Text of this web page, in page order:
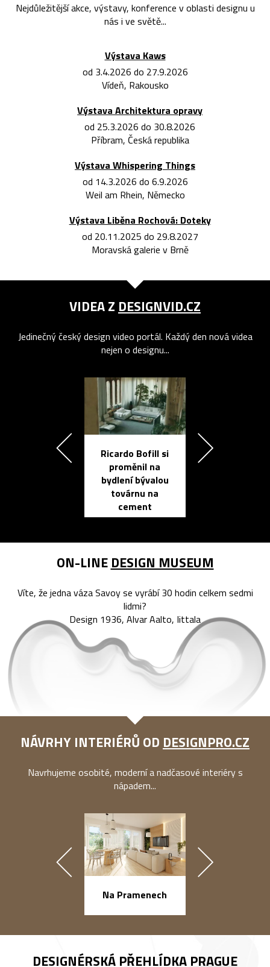
Nejdůležitější akce, výstavy, konference v oblasti designu u
nás i ve světě...
Výstava Kaws
od 3.4.2026 do 27.9.2026
Vídeň, Rakousko
Výstava Architektura opravy
od 25.3.2026 do 30.8.2026
Příbram, Česká republika
Výstava Whispering Things
od 14.3.2026 do 6.9.2026
Weil am Rhein, Německo
Výstava Liběna Rochová: Doteky
od 20.11.2025 do 29.8.2027
Moravská galerie v Brně
VIDEA Z DESIGNVID.CZ
Jedinečný český design video portál. Každý den nová videa
nejen o designu...
Ricardo Bofill si
proměnil na
bydlení bývalou
továrnu na
cement
ON-LINE DESIGN MUSEUM
Víte, že jedna váza Savoy se vyrábí 30 hodin celkem sedmi
lidmi?
Design 1936, Alvar Aalto, Iittala
NÁVRHY INTERIÉRŮ OD DESIGNPRO.CZ
Navrhujeme osobité, moderní a nadčasové interiéry s
nápadem...
Na Pramenech
DESIGNÉRSKÁ PŘEHLÍDKA PRAGUE